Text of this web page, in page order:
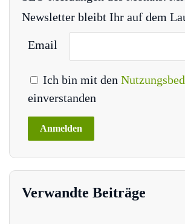
Newsletter bleibt Ihr auf dem
Email
Ich bin mit den
einverstanden
Verwandte Beiträge